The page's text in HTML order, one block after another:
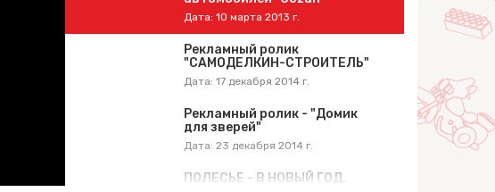
Дата: 10 марта 2013 г.
Рекламный ролик
"САМОДЕЛКИН-СТРОИТЕЛЬ"
Дата: 17 декабря 2014 г.
Рекламный ролик - "Домик
для зверей"
Дата: 23 декабря 2014 г.
ПОЛЕСЬЕ - В НОВЫЙ ГОД,